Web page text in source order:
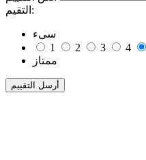
التقيم:
سىء
1
2 3 4
ممتاز
أرسل التقييم